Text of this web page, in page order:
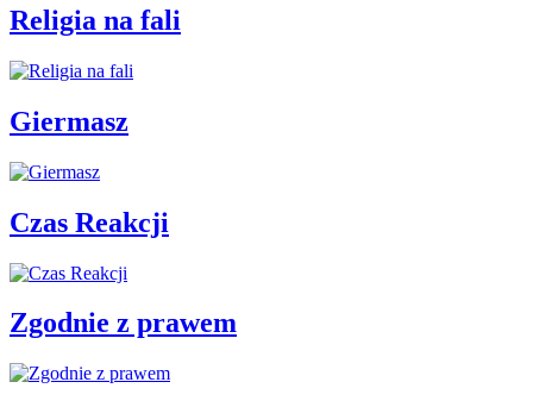
Religia na fali
Giermasz
Czas Reakcji
Zgodnie z prawem